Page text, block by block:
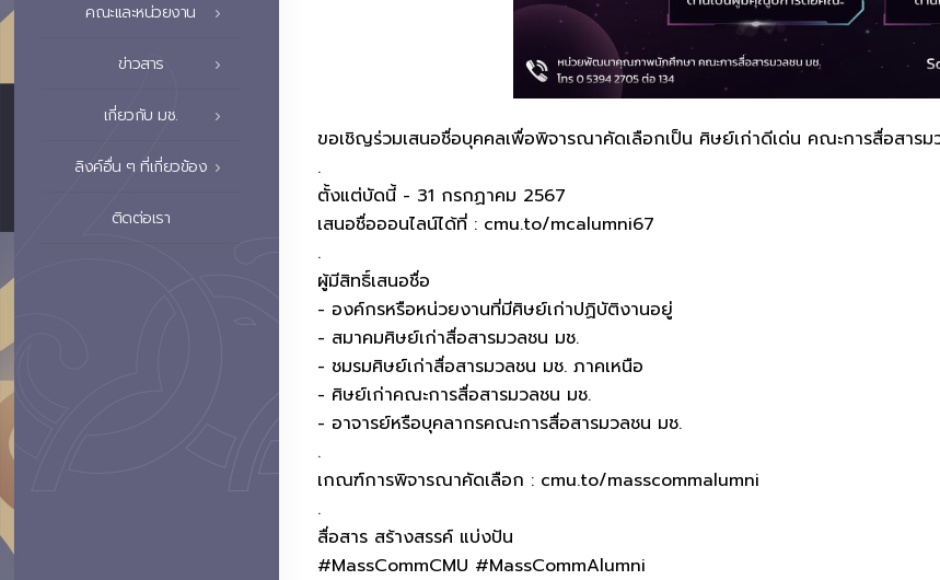
คณะและหน่วยงาน
ข่าวสาร
เกี่ยวกับ มช.
ลิงค์อื่น ๆ ที่เกี่ยวข้อง
ติดต่อเรา
ขอเชิญร่วมเสนอชื่อบุคคลเพื่อพิจารณาคัดเลือกเป็น ศิษย์เก่าดีเด่น คณะการสื่อสารม
.
ตั้งแต่บัดนี้ - 31 กรกฏาคม 2567
เสนอชื่อออนไลน์ได้ที่ : cmu.to/mcalumni67
.
ผู้มีสิทธิ์เสนอชื่อ
- องค์กรหรือหน่วยงานที่มีศิษย์เก่าปฏิบัติงานอยู่
- สมาคมศิษย์เก่าสื่อสารมวลชน มช.
- ชมรมศิษย์เก่าสื่อสารมวลชน มช. ภาคเหนือ
- ศิษย์เก่าคณะการสื่อสารมวลชน มช.
- อาจารย์หรือบุคลากรคณะการสื่อสารมวลชน มช.
.
เกณฑ์การพิจารณาคัดเลือก : cmu.to/masscommalumni
.
สื่อสาร สร้างสรรค์ แบ่งปัน
#MassCommCMU #MassCommAlumni